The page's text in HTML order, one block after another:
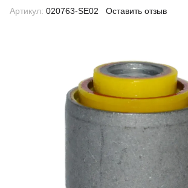
Артикул: 020763-SE02 Оставить отзыв